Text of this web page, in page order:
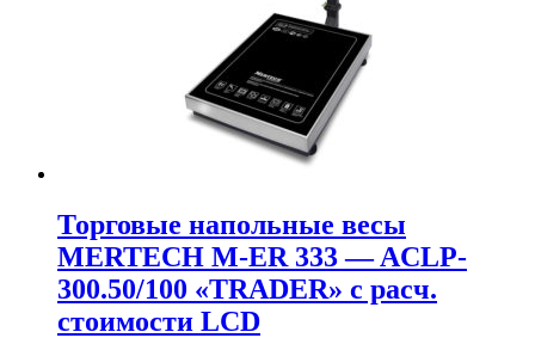
Торговые напольные весы
MERTECH M-ER 333 — ACLP-
300.50/100 «TRADER» с расч.
стоимости LCD